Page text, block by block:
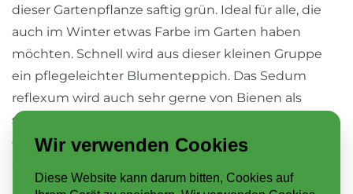
dieser Gartenpflanze saftig grün. Ideal für alle, die
auch im Winter etwas Farbe im Garten haben
möchten. Schnell wird aus dieser kleinen Gruppe
ein pflegeleichter Blumenteppich. Das Sedum
reflexum wird auch sehr gerne von Bienen als
sogenannte Bienenweide angenommen, denn
durch die Vielzahl der Blüten ist immer für
Fettblatt kann gut winterliche Kälte mit bis zu -18
Wir verwenden Cookies
Diese Website kann darum bitten, Cookies auf